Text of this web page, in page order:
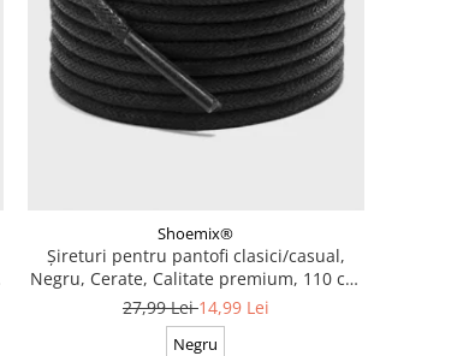
Shoemix®
Șireturi pentru pantofi clasici/casual,
Negru, Cerate, Calitate premium, 110 cm
x 0.3 cm
27,99 Lei14,99 Lei
Negru